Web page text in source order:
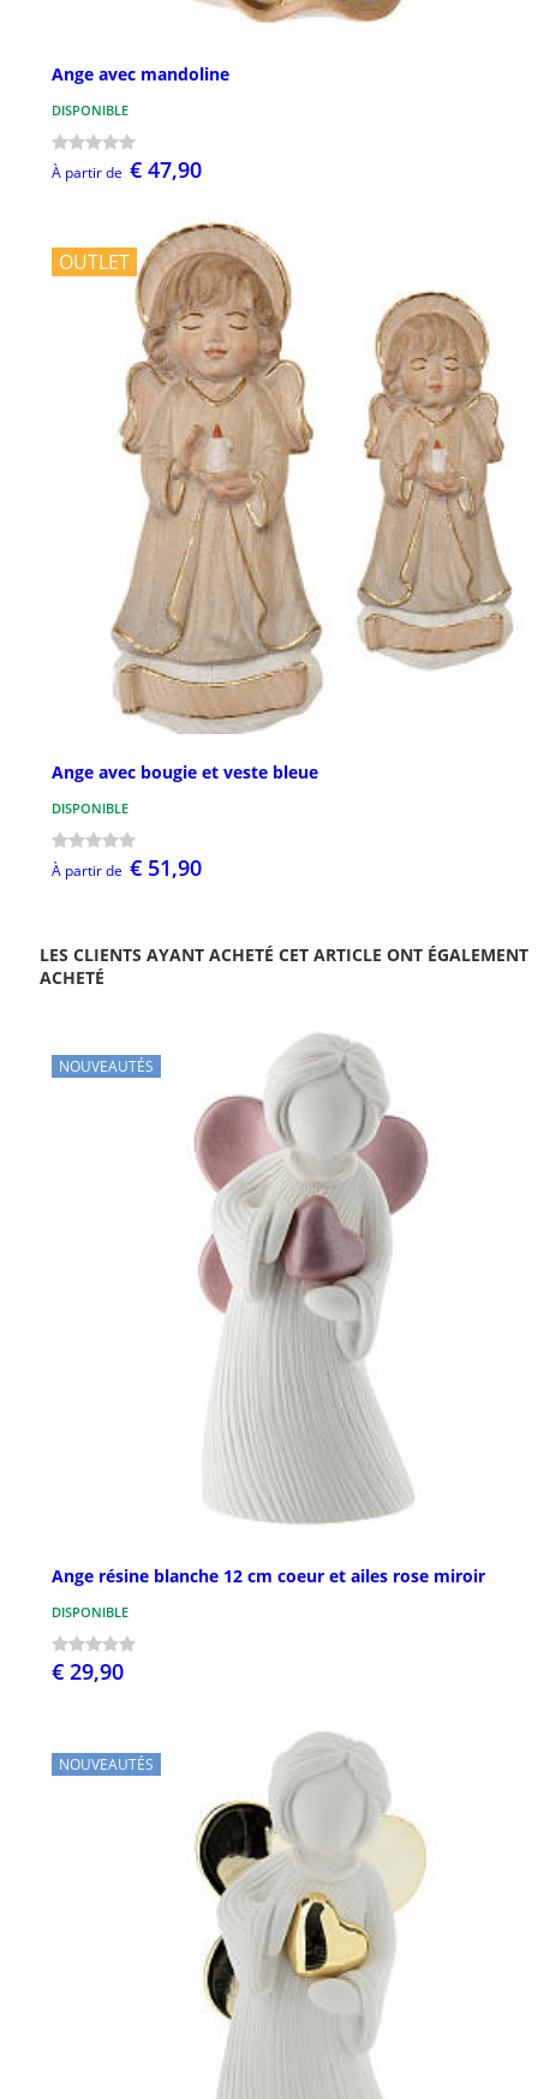
Ange avec mandoline
DISPONIBLE
À partir de € 47,90
OUTLET
Ange avec bougie et veste bleue
DISPONIBLE
À partir de € 51,90
LES CLIENTS AYANT ACHETÉ CET ARTICLE ONT ÉGALEMENT
ACHETÉ
NOUVEAUTÉS
Ange résine blanche 12 cm coeur et ailes rose miroir
DISPONIBLE
€ 29,90
NOUVEAUTÉS